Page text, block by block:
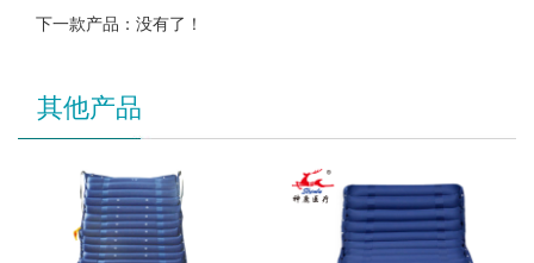
下一款产品：没有了！
其他产品